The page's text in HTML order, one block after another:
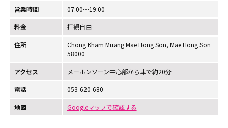
営業時間 07:00～19:00
料金 拝観自由
住所
Chong Kham Muang Mae Hong Son, Mae Hong Son
58000
アクセス メーホンソーン中心部から車で約20分
電話 053-620-680
地図 Googleマップで確認する